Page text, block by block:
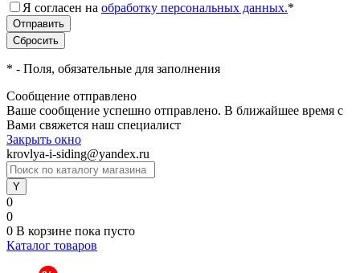
Я согласен на обработку персональных данных.*
* - Поля, обязательные для заполнения
Сообщение отправлено
Ваше сообщение успешно отправлено. В ближайшее время с
Вами свяжется наш специалист
Закрыть окно
krovlya-i-siding@yandex.ru
0
0
0 В корзине пока пусто
Каталог товаров